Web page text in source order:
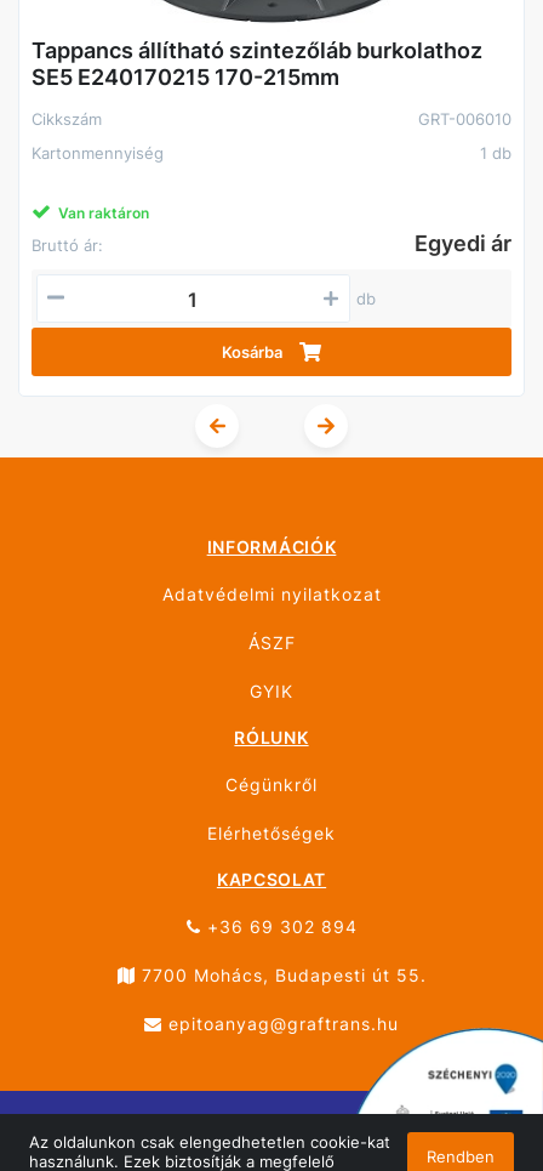
Az oldalunkon csak elengedhetetlen cookie-kat
használunk. Ezek biztosítják a megfelelő
Rendben
Tappancs állítható szintezőláb burkolathoz
SE5 E240170215 170-215mm
Cikkszám
GRT-006010
Kartonmennyiség
1 db
Van raktáron
Bruttó ár: Egyedi ár
db
Kosárba
INFORMÁCIÓK
Adatvédelmi nyilatkozat
ÁSZF
GYIK
RÓLUNK
Cégünkről
Elérhetőségek
KAPCSOLAT
+36 69 302 894
7700 Mohács, Budapesti út 55.
epitoanyag@graftrans.hu
© ÚJHÁZ GRÁF TRANS MOHÁCS 2026 Minden jog